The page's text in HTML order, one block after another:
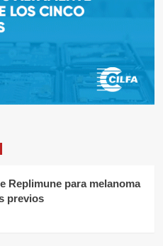
Replimune para melanoma
previos